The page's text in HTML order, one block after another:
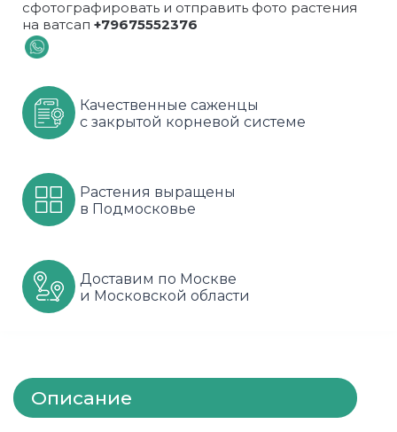
Шиповник декоративный, белый
Персики
Хурма
Черемуховое дерева
Черешни
Шарафуга
Шелковица
Яблони
Оптом
Рябина
Рябина красная
Рябина черноплодная
Смородина
Сортовые
Черника
Почвопокровные
Роза ругоза
Розовые розы
Розы фиолетовые
Сиреневые
Спрей
Флорибунда
Шрабы
Штамбовые
сфотографировать и отправить фото растения
на ватсап +79675552376
Качественные саженцы
с закрытой корневой системе
Растения выращены
в Подмосковье
Доставим по Москве
и Московской области
Описание